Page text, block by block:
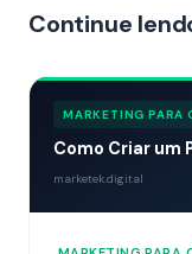
Continue
MARKETING PARA
Como Criar um
marketek.digital